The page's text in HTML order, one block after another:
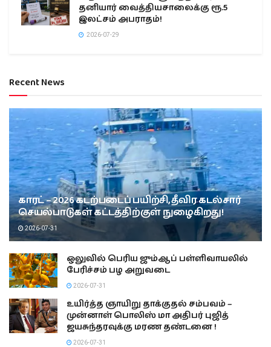
தனியார் வைத்தியசாலைக்கு ரூ.5
இலட்சம் அபராதம்!
2026-07-29
Recent News
காரட் – 2026 கடற்படைப் பயிற்சி, தீவிர கடல்சார்
செயல்பாடுகள் கட்டத்திற்குள் நுழைகிறது!
2026-07-31
ஒலுவில் பெரிய ஜும்ஆப் பள்ளிவாயலில்
பேரிச்சம் பழ அறுவடை
2026-07-31
உயிர்த்த ஞாயிறு தாக்குதல் சம்பவம் –
முன்னாள் பொலிஸ் மா அதிபர் புஜித்
ஜயசுந்தரவுக்கு மரண தண்டனை !
2026-07-31